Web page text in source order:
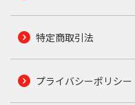
特定商取引法
プライバシーポリシー